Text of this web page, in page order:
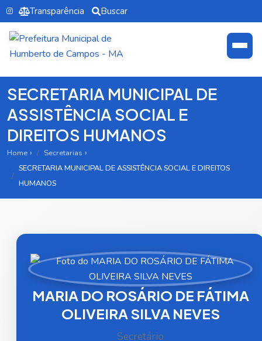
Transparência Buscar
SECRETARIA MUNICIPAL DE
ASSISTÊNCIA SOCIAL E
DIREITOS HUMANOS
Home
Secretarias
SECRETARIA MUNICIPAL DE ASSISTÊNCIA SOCIAL E DIREITOS
HUMANOS
MARIA DO ROSÁRIO DE FÁTIMA
OLIVEIRA SILVA NEVES
Secretário